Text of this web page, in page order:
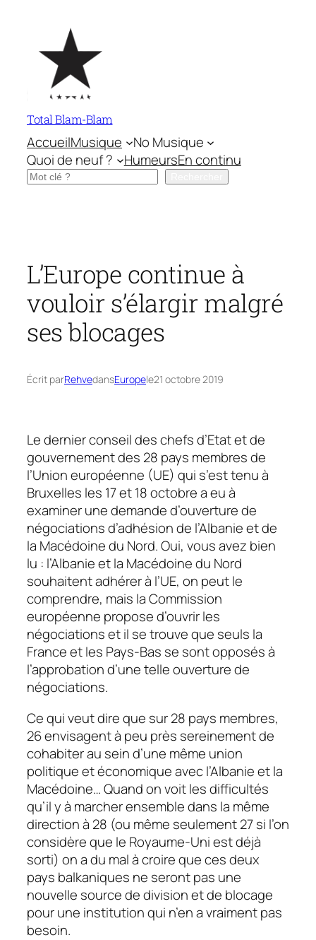
contenu
Total Blam-Blam
AccueilMusique
No Musique
Quoi de neuf ?
HumeursEn continu
Rechercher
L’Europe continue à
vouloir s’élargir malgré
ses blocages
Écrit parRehvedansEuropele21 octobre 2019
Le dernier conseil des chefs d’Etat et de
gouvernement des 28 pays membres de
l’Union européenne (UE) qui s’est tenu à
Bruxelles les 17 et 18 octobre a eu à
examiner une demande d’ouverture de
négociations d’adhésion de l’Albanie et de
la Macédoine du Nord. Oui, vous avez bien
lu : l’Albanie et la Macédoine du Nord
souhaitent adhérer à l’UE, on peut le
comprendre, mais la Commission
européenne propose d’ouvrir les
négociations et il se trouve que seuls la
France et les Pays-Bas se sont opposés à
l’approbation d’une telle ouverture de
négociations.
Ce qui veut dire que sur 28 pays membres,
26 envisagent à peu près sereinement de
cohabiter au sein d’une même union
politique et économique avec l’Albanie et la
Macédoine… Quand on voit les difficultés
qu’il y à marcher ensemble dans la même
direction à 28 (ou même seulement 27 si l’on
considère que le Royaume-Uni est déjà
sorti) on a du mal à croire que ces deux
pays balkaniques ne seront pas une
nouvelle source de division et de blocage
pour une institution qui n’en a vraiment pas
besoin.